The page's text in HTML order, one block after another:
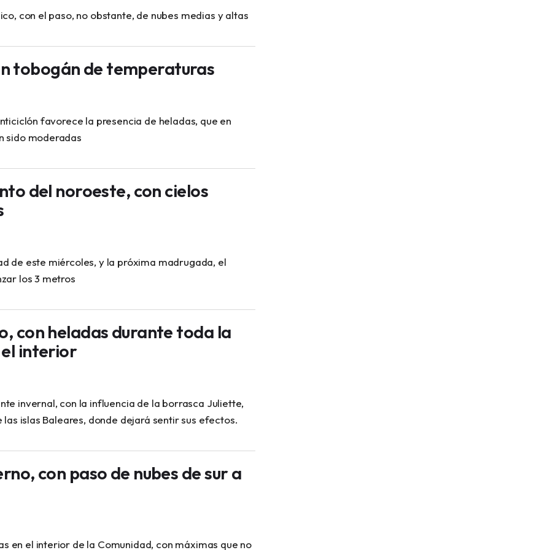
con el paso, no obstante, de nubes medias y altas
tobogán de temperaturas
favorece la presencia de heladas, que en
sido moderadas
del noroeste, con cielos
de este miércoles, y la próxima madrugada, el
los 3 metros
con heladas durante toda la
interior
invernal, con la influencia de la borrasca Juliette,
islas Baleares, donde dejará sentir sus efectos.
con paso de nubes de sur a
en el interior de la Comunidad, con máximas que no